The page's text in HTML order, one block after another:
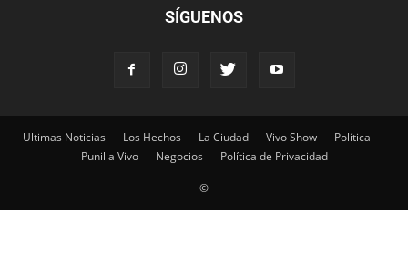
SÍGUENOS
Ultimas Noticias Los Hechos La Ciudad Vivo Show
Política
Punilla Vivo
Negocios Política de Privacidad
©